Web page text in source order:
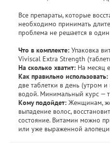
Все препараты, которые
необходимо принимать
проблема не решается в
Что в комплекте: Упаковка
Viviscal Extra Strength
На сколько хватит: На месяц
Как правильно использовать:
две таблетки в день (утром и
водой. Минимальный курс —
Кому подойдет: Женщинам,
выпадение волос,
состояние. Витамин можно
или уже выраженной